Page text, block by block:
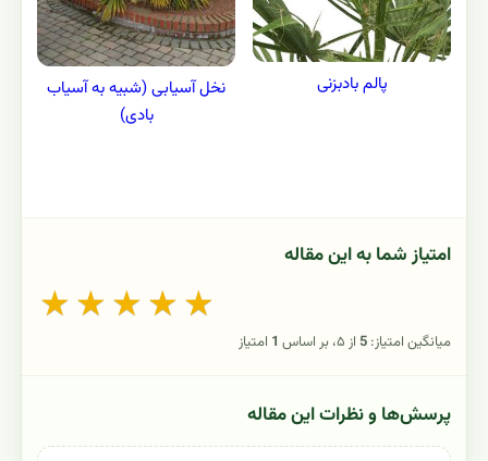
پالم بادبزنی
نخل آسیابی (شبیه به آسیاب
بادی)
امتیاز شما به این مقاله
★ ★ ★ ★ ★
میانگین امتیاز: 5از ۵، بر اساس 1 امتیاز
پرسش‌ها و نظرات این مقاله